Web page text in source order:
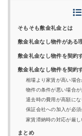
そもそも敷金礼金とは
敷金礼金なし物件がある
敷金礼金なし物件を契約
敷金礼金なし物件を契約
相場より家賃が高い場合
物件の条件が悪い場合が
退去時の費用が高額に
保証会社への加入が必
家賃滞納時の対応が厳し
まとめ